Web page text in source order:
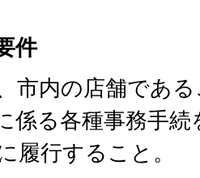
件
市内の店舗であ
係る各種事務手
履行すること。